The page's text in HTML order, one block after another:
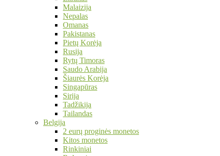
Malaizija
Nepalas
Omanas
Pakistanas
Pietų Korėja
Rusija
Rytų Timoras
Saudo Arabija
Šiaurės Korėja
Singapūras
Sirija
Tadžikija
Tailandas
Belgija
2 eurų proginės monetos
Kitos monetos
Rinkiniai